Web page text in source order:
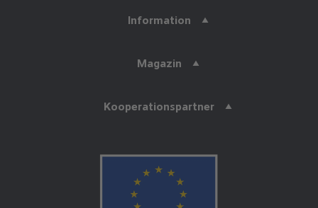
Information
Magazin
Kooperationspartner